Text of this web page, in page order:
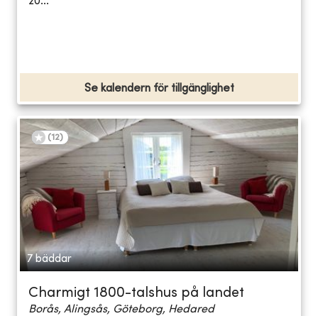
Se kalendern för tillgänglighet
(12)
7 bäddar
Charmigt 1800-talshus på landet
Borås, Alingsås, Göteborg, Hedared